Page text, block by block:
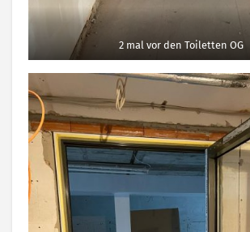
2 mal vor den Toiletten OG